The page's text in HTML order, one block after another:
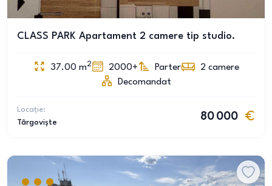
CLASS PARK Apartament 2 camere tip studio.
37.00 m2 2000+ Parter 2 camere
Decomandat
Locație:
Târgoviște
80 000